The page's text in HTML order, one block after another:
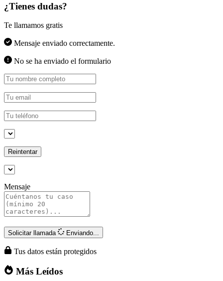
¿Tienes dudas?
Te llamamos gratis
Mensaje enviado correctamente.
No se ha enviado el formulario
Reintentar
Mensaje
Solicitar llamada Enviando...
Tus datos están protegidos
Más Leídos